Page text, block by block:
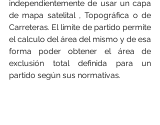
independientemente de usar un capa
de mapa satelital , Topográfica o de
Carreteras. El limite de partido permite
el calculo del área del mismo y de esa
forma poder obtener el área de
exclusión total definida para un
partido según sus normativas.